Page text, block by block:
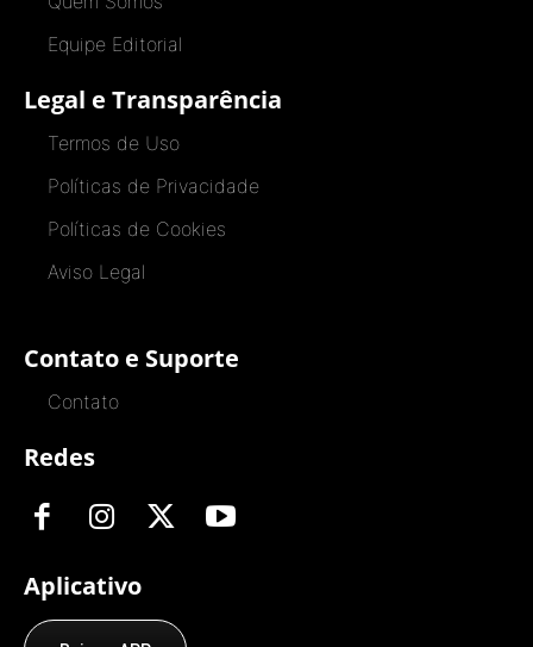
Equipe Editorial
Legal e Transparência
Termos de Uso
Políticas de Privacidade
Políticas de Cookies
Aviso Legal
Contato e Suporte
Contato
Redes
Aplicativo